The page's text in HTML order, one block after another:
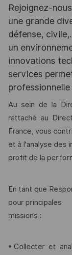
Rejoignez-
une grande
défense,
un
innovations
services
Au sein de la
rattaché au
France, vous
et à l'analyse des
profit de la
En tant que
pour principales
missions :
• Collecter et